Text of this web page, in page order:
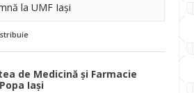
la UMF Iași
de Medicină și Farmacie
Iași